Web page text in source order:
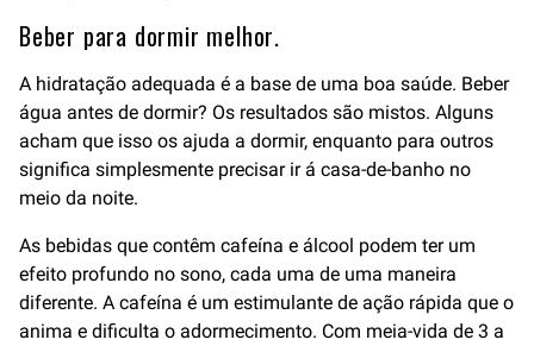
Beber para dormir melhor.
A hidratação adequada é a base de uma boa saúde. Beber
água antes de dormir? Os resultados são mistos. Alguns
acham que isso os ajuda a dormir, enquanto para outros
significa simplesmente precisar ir á casa-de-banho no
meio da noite.
As bebidas que contêm cafeína e álcool podem ter um
efeito profundo no sono, cada uma de uma maneira
diferente. A cafeína é um estimulante de ação rápida que o
anima e dificulta o adormecimento. Com meia-vida de 3 a